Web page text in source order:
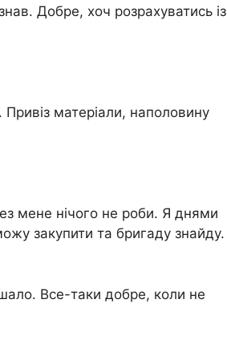
Добре, хоч розрахуватись із
матеріали, наполовину
мене нічого не роби. Я днями
закупити та бригаду знайду.
Все-таки добре, коли не